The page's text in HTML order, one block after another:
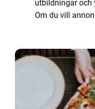
utbildningar och
Om du vill
redaktionen så...